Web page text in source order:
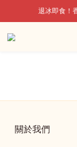
退冰即食！
退冰即食！
🔥雙人
關於我們